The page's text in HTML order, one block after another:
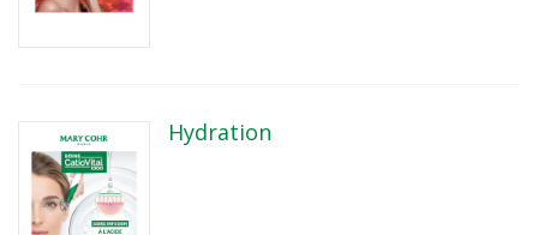
Hydration